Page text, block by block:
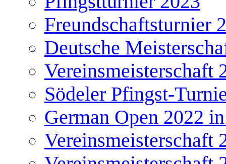
Freundschaftsturnier
Deutsche
Vereinsmeisterschaft
Södeler Pfingst-
German Open 2022
Vereinsmeisterschaft